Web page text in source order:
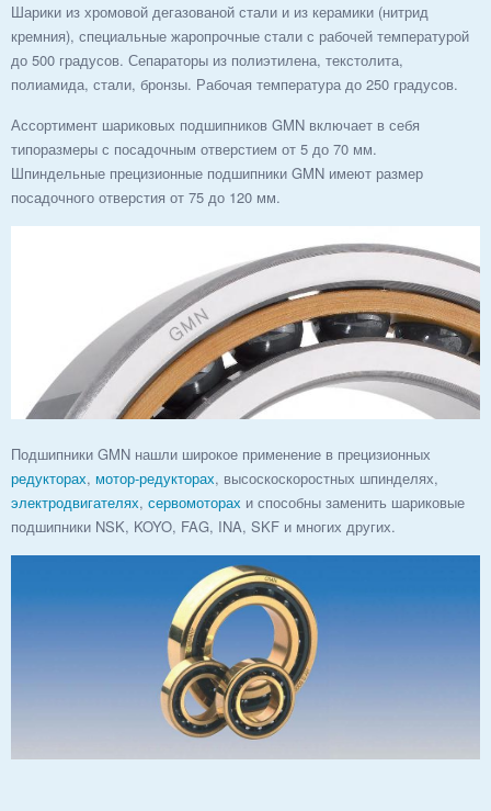
Шарики из хромовой дегазованой стали и из керамики (нитрид
кремния), специальные жаропрочные стали с рабочей температурой
до 500 градусов. Сепараторы из полиэтилена, текстолита,
полиамида, стали, бронзы. Рабочая температура до 250 градусов.
Ассортимент шариковых подшипников GMN включает в себя
типоразмеры с посадочным отверстием от 5 до 70 мм.
Шпиндельные прецизионные подшипники GMN имеют размер
посадочного отверстия от 75 до 120 мм.
Подшипники GMN нашли широкое применение в прецизионных
редукторах, мотор-редукторах, высоскоскоростных шпинделях,
электродвигателях, сервомоторах и способны заменить шариковые
подшипники NSK, KOYO, FAG, INA, SKF и многих других.